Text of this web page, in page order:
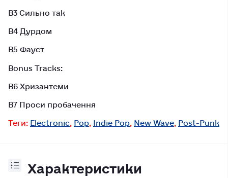
B3 Сильно так
B4 Дурдом
B5 Фауст
Bonus Tracks:
B6 Хризантеми
B7 Проси пробачення
Теги:Electronic Pop Indie Pop New Wave Post-Punk
Характеристики